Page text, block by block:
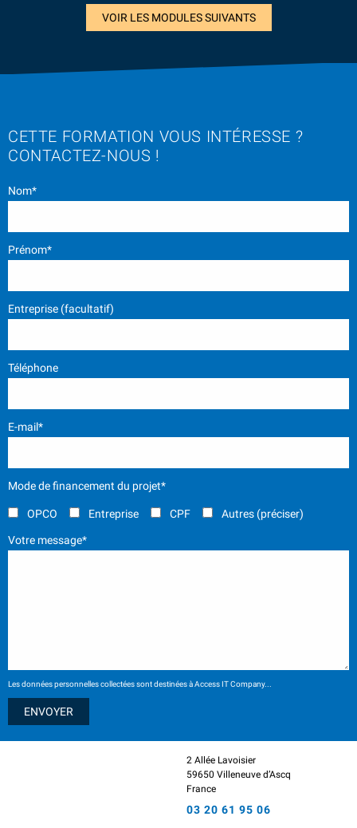
VOIR LES MODULES SUIVANTS
CETTE FORMATION VOUS INTÉRESSE ?
CONTACTEZ-NOUS !
Nom*
Prénom*
Entreprise (facultatif)
Téléphone
E-mail*
Mode de financement du projet*
OPCO Entreprise CPF Autres (préciser)
Votre message*
Les données personnelles collectées sont destinées à Access IT Company...
2 Allée Lavoisier
59650 Villeneuve d’Ascq
France
03 20 61 95 06